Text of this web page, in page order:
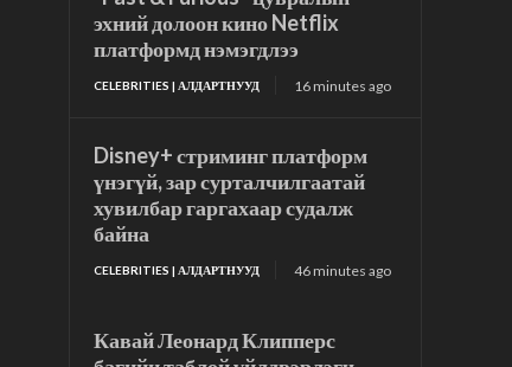
эхний долоон кино Netflix
платформд нэмэгдлээ
CELEBRITIES | АЛДАРТНУУД 16 minutes ago
Disney+ стриминг платформ
үнэгүй, зар сурталчилгаатай
хувилбар гаргахаар судалж
байна
CELEBRITIES | АЛДАРТНУУД 46 minutes ago
Кавай Леонард Клипперс